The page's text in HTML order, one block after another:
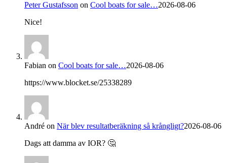
Peter Gustafsson on Cool boats for sale…2026-08-06
Nice!
Fabian on Cool boats for sale…2026-08-06
https://www.blocket.se/25338289
André on När blev resultatberäkning så krångligt?2026-08-06
Dags att damma av IOR? 🤔